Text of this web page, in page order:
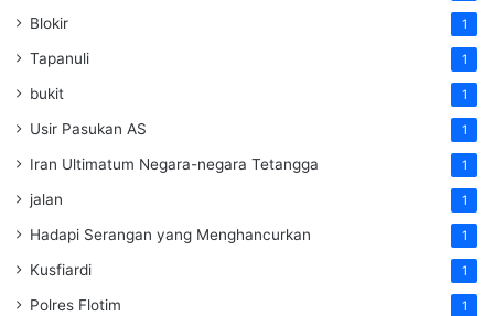
Blokir 1
Tapanuli 1
bukit 1
Usir Pasukan AS 1
Iran Ultimatum Negara-negara Tetangga 1
jalan 1
Hadapi Serangan yang Menghancurkan 1
Kusfiardi 1
Polres Flotim 1